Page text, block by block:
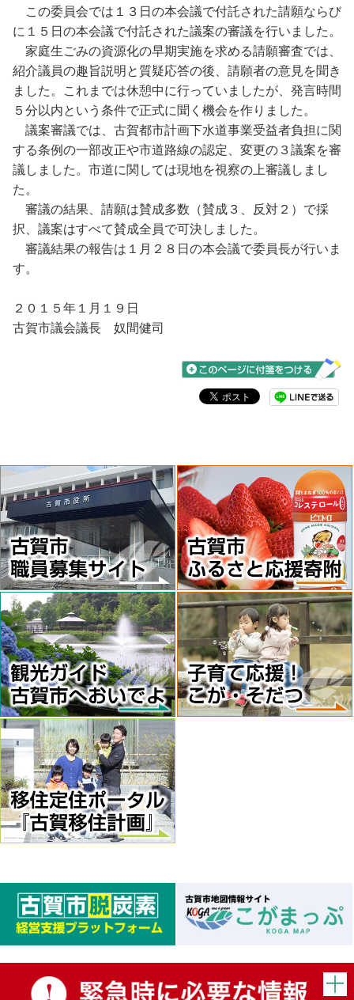
この委員会では１３日の本会議で付託された請願ならび
に１５日の本会議で付託された議案の審議を行いました。
家庭生ごみの資源化の早期実施を求める請願審査では、
紹介議員の趣旨説明と質疑応答の後、請願者の意見を聞き
ました。これまでは休憩中に行っていましたが、発言時間
５分以内という条件で正式に聞く機会を作りました。
議案審議では、古賀都市計画下水道事業受益者負担に関
する条例の一部改正や市道路線の認定、変更の３議案を審
議しました。市道に関しては現地を視察の上審議しまし
た。
審議の結果、請願は賛成多数（賛成３、反対２）で採
択、議案はすべて賛成全員で可決しました。
審議結果の報告は１月２８日の本会議で委員長が行いま
す。
２０１５年１月１９日
古賀市議会議長 奴間健司